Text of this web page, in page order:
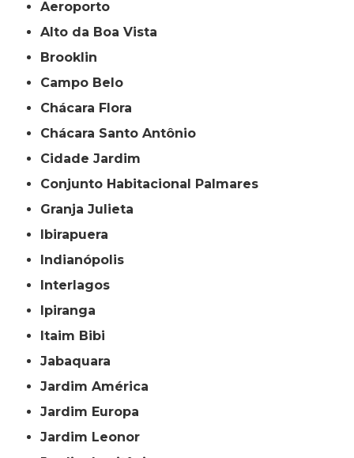
Aeroporto
Alto da Boa Vista
Brooklin
Campo Belo
Chácara Flora
Chácara Santo Antônio
Cidade Jardim
Conjunto Habitacional Palmares
Granja Julieta
Ibirapuera
Indianópolis
Interlagos
Ipiranga
Itaim Bibi
Jabaquara
Jardim América
Jardim Europa
Jardim Leonor